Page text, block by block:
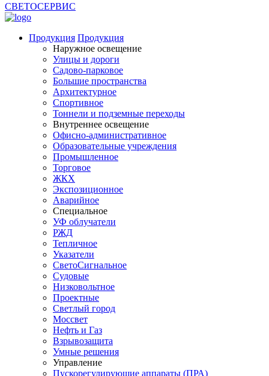
СВЕТОСЕРВИС
Продукция Продукция
Наружное освещение
Улицы и дороги
Садово-парковое
Большие пространства
Архитектурное
Спортивное
Тоннели и подземные переходы
Внутреннее освещение
Офисно-административное
Образовательные учреждения
Промышленное
Торговое
ЖКХ
Экспозиционное
Аварийное
Специальное
УФ облучатели
РЖД
Тепличное
Указатели
СветоСигнальное
Судовые
Низковольтное
Проектные
Светлый город
Моссвет
Нефть и Газ
Взрывозащита
Умные решения
Управление
Пускорегулирующие аппараты (ПРА)